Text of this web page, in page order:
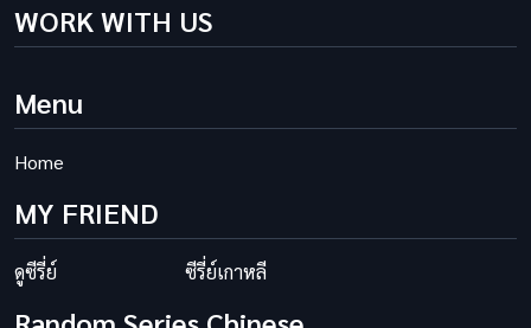
WORK WITH US
Menu
Home
MY FRIEND
ดูซีรี่ย์ ซีรี่ย์เกาหลี